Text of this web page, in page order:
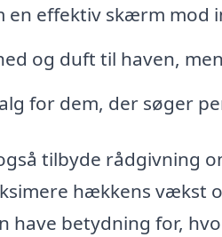
en effektiv skærm mod
og duft til haven,
for dem, der søger
tilbyde rådgivning
hækkens vækst
have betydning for,